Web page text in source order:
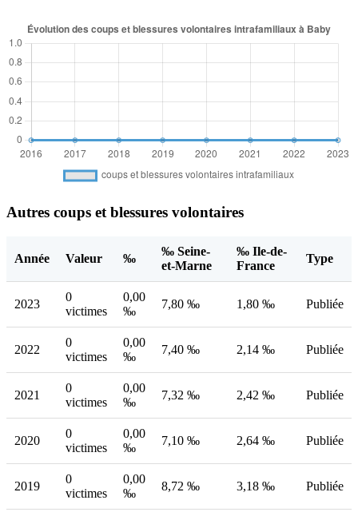
Autres coups et blessures volontaires
Année Valeur ‰
‰ Seine-
et-Marne
‰ Ile-de-
France
Type
2023
0
victimes
0,00
‰
7,80 ‰ 1,80 ‰ Publiée
2022
0
victimes
0,00
‰
7,40 ‰ 2,14 ‰ Publiée
2021
0
victimes
0,00
‰
7,32 ‰ 2,42 ‰ Publiée
2020
0
victimes
0,00
‰
7,10 ‰ 2,64 ‰ Publiée
2019
0
victimes
0,00
‰
8,72 ‰ 3,18 ‰ Publiée